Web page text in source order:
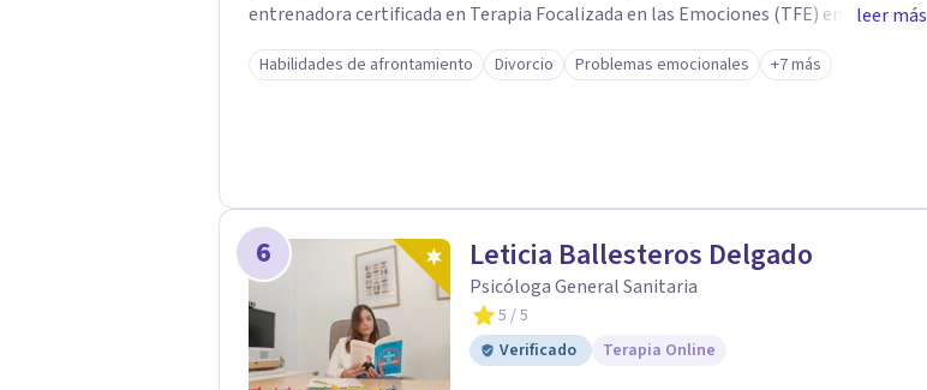
entrenadora certificada en Terapia Focalizada en las Emociones (TFE) en España,
además de supervisora y terapeuta certificada. La TFE ha demostrado una mejora
significativa en las relaciones, con un 70-75% de éxito y felicidad duradera. Este
complementado mi formación con un Máster en Terapia Cognitivo-Conductual y
otro en Psicodrama, profundizando en la mente humana y las dinámicas que guían
nuestras relaciones. Mi objetivo es ofrecerte un espacio de confianza donde
podamos trabajar en mejorar tu bienestar emocional y tus relaciones. Estoy aquí
para acompañarte en ese proceso.
leer más
Habilidades de afrontamiento Divorcio Problemas emocionales +7 más
6 Leticia Ballesteros Delgado
Psicóloga General Sanitaria
5 / 5
Verificado
Terapia Online